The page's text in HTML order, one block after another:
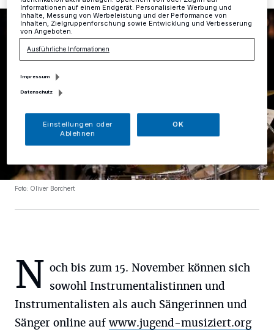
Foto: Oliver Borchert
N och bis zum 15. November können sich
sowohl Instrumentalistinnen und
Instrumentalisten als auch Sängerinnen und
Sänger online aufwww.jugend-musiziert.org
Informationen auf einem Endgerät. Personalisierte Werbung und
Inhalte, Messung von Werbeleistung und der Performance von
Inhalten, Zielgruppenforschung sowie Entwicklung und Verbesserung
von Angeboten.
Ausführliche Informationen
Impressum
Datenschutz
Einstellungen oder
Ablehnen
OK